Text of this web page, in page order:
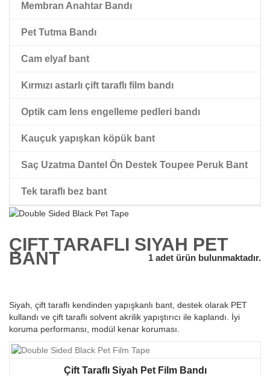
Membran Anahtar Bandı
Pet Tutma Bandı
Cam elyaf bant
Kırmızı astarlı çift taraflı film bandı
Optik cam lens engelleme pedleri bandı
Kauçuk yapışkan köpük bant
Saç Uzatma Dantel Ön Destek Toupee Peruk Bant
peruk çift taraflı bant
Tek taraflı bez bant
ÇIFT TARAFLI SIYAH PET
BANT 1 adet ürün bulunmaktadır.
Siyah, çift taraflı kendinden yapışkanlı bant, destek olarak PET
kullandı ve çift taraflı solvent akrilik yapıştırıcı ile kaplandı. İyi
koruma performansı, modül kenar koruması.
Çift Taraflı Siyah Pet Film Bandı